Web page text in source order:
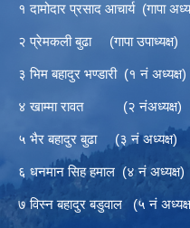
१ दामोदार प्रसाद आचार्य
२ प्रेमकली बुढा (गापा
३ भिम बहादुर भण्डारी (१ नं
४ खाम्मा रावत (२
५ भैर बहादुर बुढा (३ नं
६ धनमान सिह हमाल (४ नं
७ विस्न बहादुर बडुवाल (५ नं